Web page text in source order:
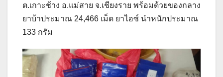
ต.เกาะช้าง อ.แม่สาย จ.เชียงราย พร้อมด้วยของกลาง
ยาบ้าประมาณ 24,466 เม็ด ยาไอซ์ นำหนักประมาณ
133 กรัม